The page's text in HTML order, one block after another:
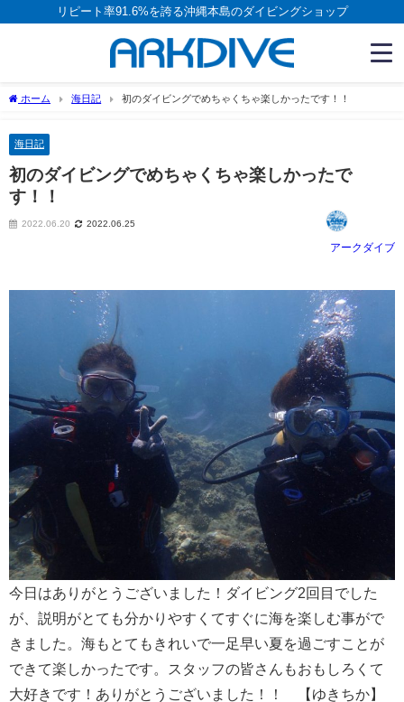
リピート率91.6%を誇る沖縄本島のダイビングショップ
ホーム 海日記 初のダイビングでめちゃくちゃ楽しかったです！！
海日記
初のダイビングでめちゃくちゃ楽しかったで
す！！
2022.06.20 2022.06.25
アークダイブ
今日はありがとうございました！ダイビング2回目でした
が、説明がとても分かりやすくてすぐに海を楽しむ事がで
きました。海もとてもきれいで一足早い夏を過ごすことが
できて楽しかったです。スタッフの皆さんもおもしろくて
大好きです！ありがとうございました！！ 【ゆきちか】